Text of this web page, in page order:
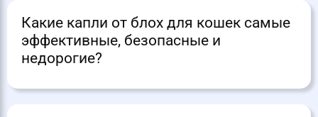
Какие капли от блох для кошек самые
эффективные, безопасные и
недорогие?